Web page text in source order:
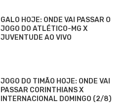
GALO HOJE: ONDE VAI PASSAR O
JOGO DO ATLÉTICO-MG X
JUVENTUDE AO VIVO
JOGO DO TIMÃO HOJE: ONDE VAI
PASSAR CORINTHIANS X
INTERNACIONAL DOMINGO (2/8)